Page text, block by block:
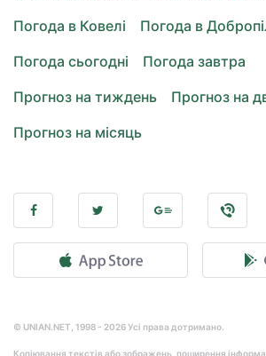
Погода в Ковелі
Погода в
Погода сьогодні
Погода завтра
Прогноз на тиждень
Прогноз на
Прогноз на місяць
© UNIAN.NET, 1998 - 2026 Усі права дотримано.
Копіювання текстів або зображень, поширення